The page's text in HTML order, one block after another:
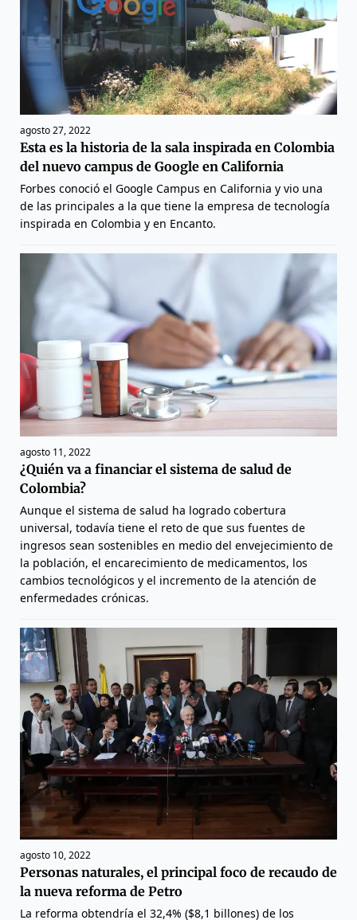
agosto 27, 2022
Esta es la historia de la sala inspirada en Colombia
del nuevo campus de Google en California
Forbes conoció el Google Campus en California y vio una
de las principales a la que tiene la empresa de tecnología
inspirada en Colombia y en Encanto.
agosto 11, 2022
¿Quién va a financiar el sistema de salud de
Colombia?
Aunque el sistema de salud ha logrado cobertura
universal, todavía tiene el reto de que sus fuentes de
ingresos sean sostenibles en medio del envejecimiento de
la población, el encarecimiento de medicamentos, los
cambios tecnológicos y el incremento de la atención de
enfermedades crónicas.
agosto 10, 2022
Personas naturales, el principal foco de recaudo de
la nueva reforma de Petro
La reforma obtendría el 32,4% ($8,1 billones) de los